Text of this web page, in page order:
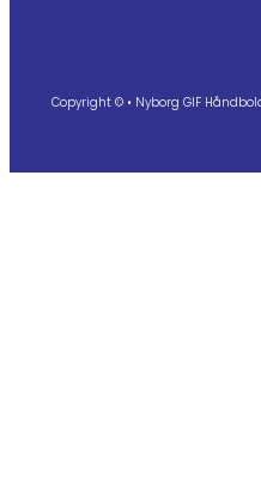
Copyright © • Nyborg GIF